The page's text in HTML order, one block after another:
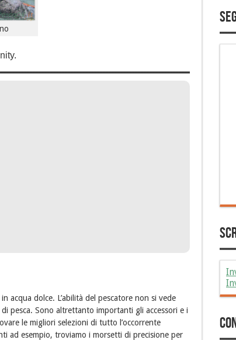
acqua dolce. L’abilità del pescatore non si vede
pesca. Sono altrettanto importanti gli accessori e i
le migliori selezioni di tutto l’occorrente
ad esempio, troviamo i morsetti di precisione per